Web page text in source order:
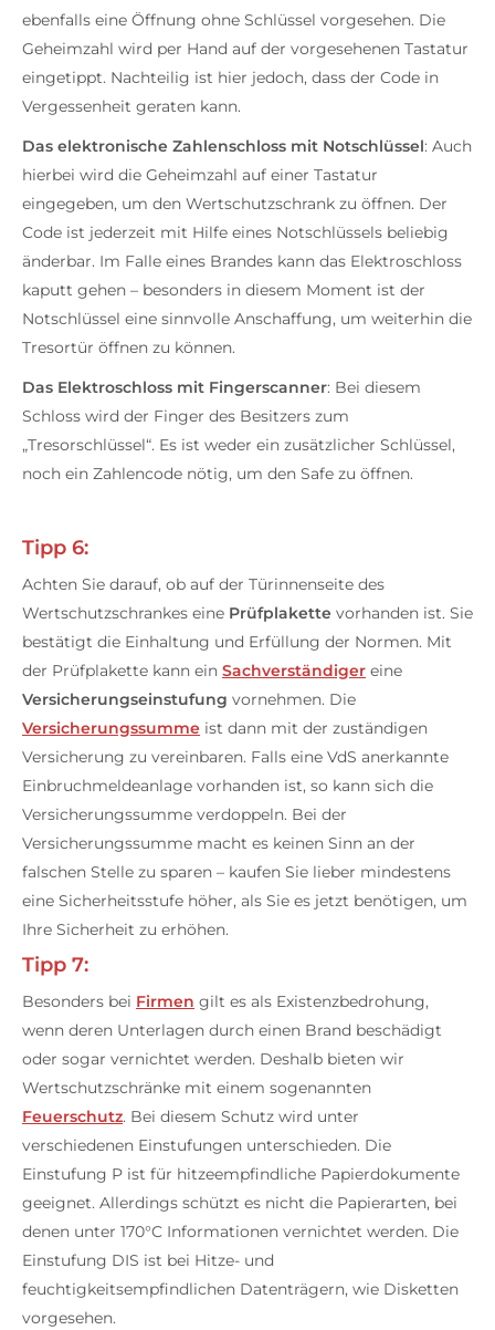
ebenfalls eine Öffnung ohne Schlüssel vorgesehen. Die
Geheimzahl wird per Hand auf der vorgesehenen Tastatur
eingetippt. Nachteilig ist hier jedoch, dass der Code in
Vergessenheit geraten kann.
Das elektronische Zahlenschloss mit Notschlüssel: Auch
hierbei wird die Geheimzahl auf einer Tastatur
eingegeben, um den Wertschutzschrank zu öffnen. Der
Code ist jederzeit mit Hilfe eines Notschlüssels beliebig
änderbar. Im Falle eines Brandes kann das Elektroschloss
kaputt gehen – besonders in diesem Moment ist der
Notschlüssel eine sinnvolle Anschaffung, um weiterhin die
Tresortür öffnen zu können.
Das Elektroschloss mit Fingerscanner: Bei diesem
Schloss wird der Finger des Besitzers zum
„Tresorschlüssel“. Es ist weder ein zusätzlicher Schlüssel,
noch ein Zahlencode nötig, um den Safe zu öffnen.
Tipp 6:
Achten Sie darauf, ob auf der Türinnenseite des
Wertschutzschrankes eine Prüfplakette vorhanden ist. Sie
bestätigt die Einhaltung und Erfüllung der Normen. Mit
der Prüfplakette kann ein Sachverständiger eine
Versicherungseinstufung vornehmen. Die
Versicherungssumme ist dann mit der zuständigen
Versicherung zu vereinbaren. Falls eine VdS anerkannte
Einbruchmeldeanlage vorhanden ist, so kann sich die
Versicherungssumme verdoppeln. Bei der
Versicherungssumme macht es keinen Sinn an der
falschen Stelle zu sparen – kaufen Sie lieber mindestens
eine Sicherheitsstufe höher, als Sie es jetzt benötigen, um
Ihre Sicherheit zu erhöhen.
Tipp 7:
Besonders bei Firmen gilt es als Existenzbedrohung,
wenn deren Unterlagen durch einen Brand beschädigt
oder sogar vernichtet werden. Deshalb bieten wir
Wertschutzschränke mit einem sogenannten
Feuerschutz. Bei diesem Schutz wird unter
verschiedenen Einstufungen unterschieden. Die
Einstufung P ist für hitzeempfindliche Papierdokumente
geeignet. Allerdings schützt es nicht die Papierarten, bei
denen unter 170°C Informationen vernichtet werden. Die
Einstufung DIS ist bei Hitze- und
feuchtigkeitsempfindlichen Datenträgern, wie Disketten
vorgesehen.